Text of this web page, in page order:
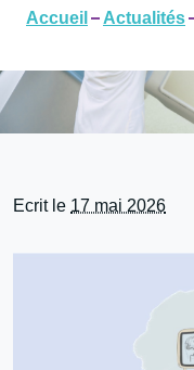
Accueil Actualités
Ecrit le 17 mai 2026